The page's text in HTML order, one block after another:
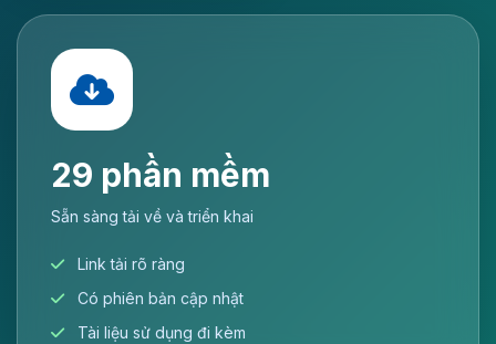
29 phần mềm
Sẵn sàng tải về và triển khai
Link tải rõ ràng
Có phiên bản cập nhật
Tài liệu sử dụng đi kèm